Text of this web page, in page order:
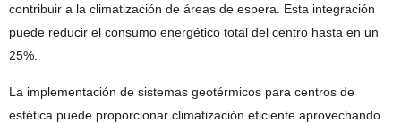
contribuir a la climatización de áreas de espera. Esta integración
puede reducir el consumo energético total del centro hasta en un
25%.
La implementación de sistemas geotérmicos para centros de
estética puede proporcionar climatización eficiente aprovechando